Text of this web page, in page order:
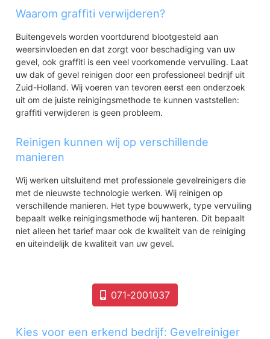
Waarom graffiti verwijderen?
Buitengevels worden voortdurend blootgesteld aan
weersinvloeden en dat zorgt voor beschadiging van uw
gevel, ook graffiti is een veel voorkomende vervuiling. Laat
uw dak of gevel reinigen door een professioneel bedrijf uit
Zuid-Holland. Wij voeren van tevoren eerst een onderzoek
uit om de juiste reinigingsmethode te kunnen vaststellen:
graffiti verwijderen is geen probleem.
Reinigen kunnen wij op verschillende
manieren
Wij werken uitsluitend met professionele gevelreinigers die
met de nieuwste technologie werken. Wij reinigen op
verschillende manieren. Het type bouwwerk, type vervuiling
bepaalt welke reinigingsmethode wij hanteren. Dit bepaalt
niet alleen het tarief maar ook de kwaliteit van de reiniging
en uiteindelijk de kwaliteit van uw gevel.
071-2001037
Kies voor een erkend bedrijf: Gevelreiniger